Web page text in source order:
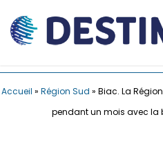
Accueil » Région Sud » Biac. La
pendant un mois avec la